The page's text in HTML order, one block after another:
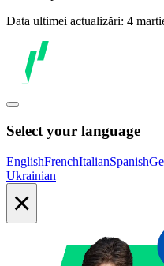
Data ultimei actualizări: 4
Select your language
EnglishFrenchItalianSpanish
Ukrainian
×